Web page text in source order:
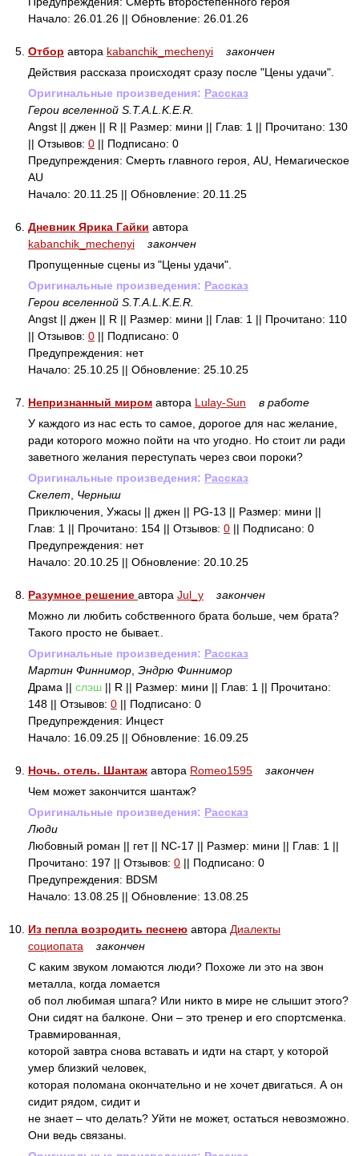
Начало: 26.01.26 || Обновление: 26.01.26
5. Отбор автора kabanchik_mechenyi
закончен
Действия рассказа происходят сразу после "Цены удачи".
Оригинальные произведения: Рассказ
Герои вселенной S.T.A.L.K.E.R.
Angst || джен || R || Размер: мини || Глав: 1 || Прочитано: 130
|| Отзывов: 0 || Подписано: 0
Предупреждения: Смерть главного героя, AU, Немагическое
AU
Начало: 20.11.25 || Обновление: 20.11.25
6. Дневник Ярика Гайки автора
kabanchik_mechenyi
закончен
Пропущенные сцены из "Цены удачи".
Оригинальные произведения: Рассказ
Герои вселенной S.T.A.L.K.E.R.
Angst || джен || R || Размер: мини || Глав: 1 || Прочитано: 110
|| Отзывов: 0 || Подписано: 0
Предупреждения: нет
Начало: 25.10.25 || Обновление: 25.10.25
7. Непризнанный миром автора Lulay-Sun
в работе
У каждого из нас есть то самое, дорогое для нас желание,
ради которого можно пойти на что угодно. Но стоит ли ради
заветного желания переступать через свои пороки?
Оригинальные произведения: Рассказ
Скелет
Черныш
Приключения, Ужасы || джен || PG-13 || Размер: мини ||
Глав: 1 || Прочитано: 154 || Отзывов: 0 || Подписано: 0
Предупреждения: нет
Начало: 20.10.25 || Обновление: 20.10.25
8. Разумное решение автора Jul_y
закончен
Можно ли любить собственного брата больше, чем брата?
Такого просто не бывает..
Оригинальные произведения: Рассказ
Мартин Финнимор Эндрю Финнимор
Драма || слэш || R || Размер: мини || Глав: 1 || Прочитано:
148 || Отзывов: 0 || Подписано: 0
Предупреждения: Инцест
Начало: 16.09.25 || Обновление: 16.09.25
9. Ночь. отель. Шантаж автора Romeo1595
закончен
Чем может закончится шантаж?
Оригинальные произведения: Рассказ
Люди
Любовный роман || гет || NC-17 || Размер: мини || Глав: 1 ||
Прочитано: 197 || Отзывов: 0 || Подписано: 0
Предупреждения: BDSM
Начало: 13.08.25 || Обновление: 13.08.25
10. Из пепла возродить песнею автора Диалекты
социопата
закончен
С каким звуком ломаются люди? Похоже ли это на звон
металла, когда ломается
об пол любимая шпага? Или никто в мире не слышит этого?
Они сидят на балконе. Они – это тренер и его спортсменка.
Травмированная,
которой завтра снова вставать и идти на старт, у которой
умер близкий человек,
которая поломана окончательно и не хочет двигаться. А он
сидит рядом, сидит и
не знает – что делать? Уйти не может, остаться невозможно.
Они ведь связаны.